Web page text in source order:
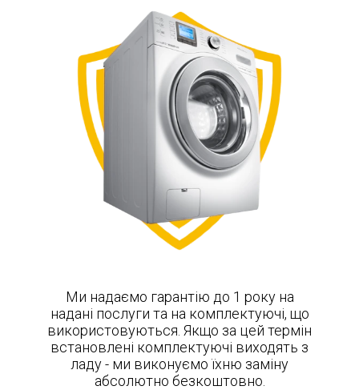
Ми надаємо гарантію до 1 року на
надані послуги та на комплектуючі, що
використовуються. Якщо за цей термін
встановлені комплектуючі виходять з
ладу - ми виконуємо їхню заміну
абсолютно безкоштовно.